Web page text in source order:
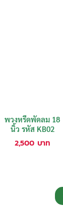
พวงหรีดพัดลม 18
นิ้ว รหัส KB02
2,500 บาท